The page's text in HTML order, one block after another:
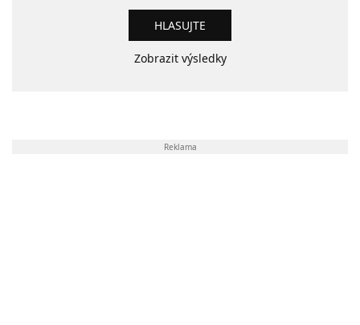
Zobrazit výsledky
Reklama